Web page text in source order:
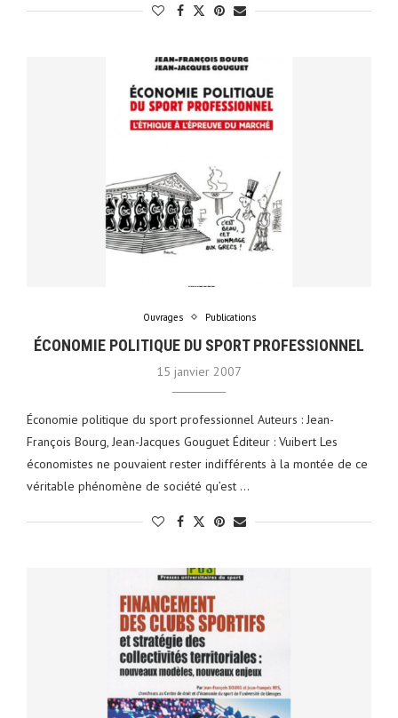
Ouvrages Publications
ÉCONOMIE POLITIQUE DU SPORT PROFESSIONNEL
15 janvier 2007
Économie politique du sport professionnel Auteurs : Jean-
François Bourg, Jean-Jacques Gouguet Éditeur : Vuibert Les
économistes ne pouvaient rester indifférents à la montée de ce
véritable phénomène de société qu’est …